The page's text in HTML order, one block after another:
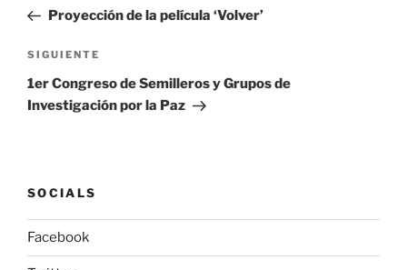
entradas
anterior:
Proyección de la película ‘Volver’
Siguiente
entrada
SIGUIENTE
1er Congreso de Semilleros y Grupos de
Investigación por la Paz
SOCIALS
Facebook